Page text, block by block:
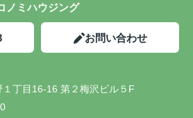
ノミハウジング
お問い合わせ
丁目16-16 第２梅沢ビル５F